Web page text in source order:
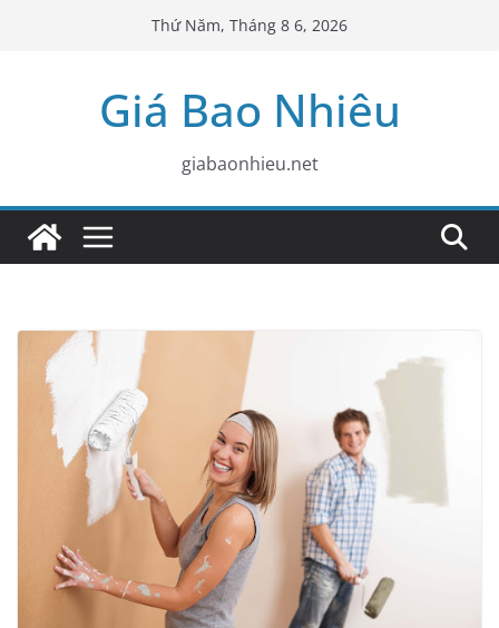
Thứ Năm, Tháng 8 6, 2026
Giá Bao Nhiêu
giabaonhieu.net